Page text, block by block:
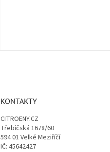
KONTAKTY
CITROENY.CZ
Třebíčská 1678/60
594 01 Velké Meziříčí
IČ: 45642427